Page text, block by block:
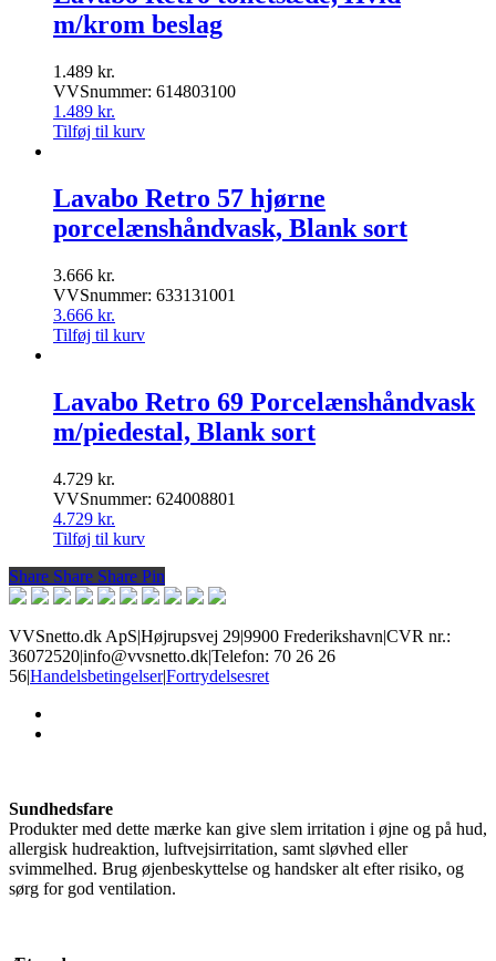
m/krom beslag
1.489 kr.
VVSnummer: 614803100
1.489 kr.
Tilføj til kurv
Lavabo Retro 57 hjørne
porcelænshåndvask, Blank sort
3.666 kr.
VVSnummer: 633131001
3.666 kr.
Tilføj til kurv
Lavabo Retro 69 Porcelænshåndvask
m/piedestal, Blank sort
4.729 kr.
VVSnummer: 624008801
4.729 kr.
Tilføj til kurv
Share
Share Share Share Pin
VVSnetto.dk ApS|Højrupsvej 29|9900 Frederikshavn|CVR nr.:
36072520|info@vvsnetto.dk|Telefon: 70 26 26
56|Handelsbetingelser|Fortrydelsesret
Sundhedsfare
Produkter med dette mærke kan give slem irritation i øjne og på hud,
allergisk hudreaktion, luftvejsirritation, samt sløvhed eller
svimmelhed. Brug øjenbeskyttelse og handsker alt efter risiko, og
sørg for god ventilation.